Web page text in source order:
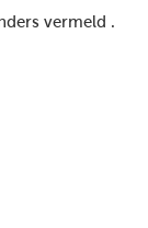
vermeld .